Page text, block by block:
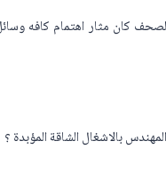
كان مثار اهتمام كافه وسائل
بالاشغال الشاقة المؤبدة ؟